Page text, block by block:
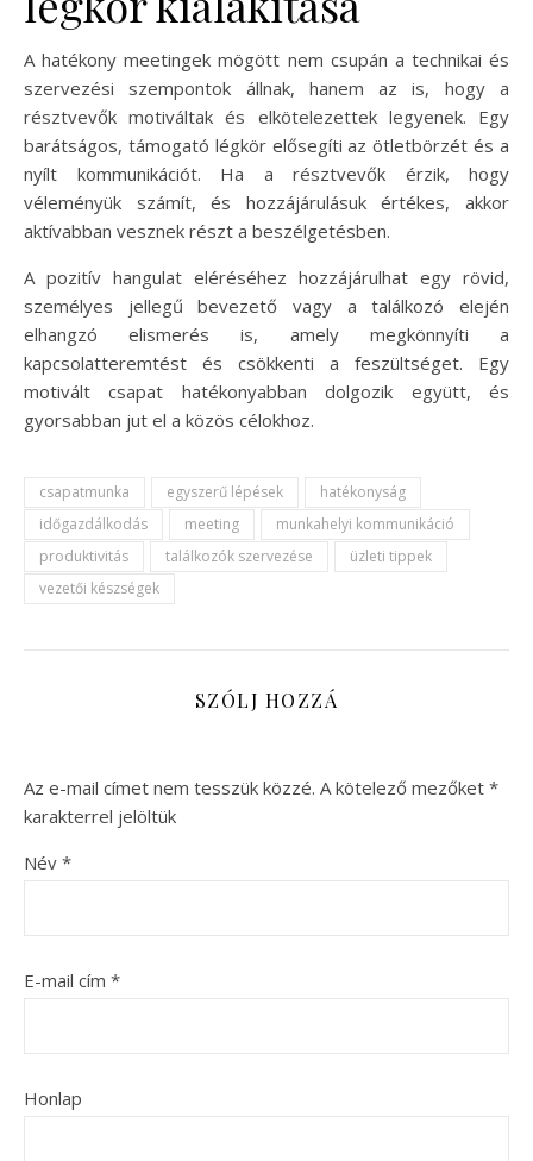
A hatékony meetingek mögött nem csupán a technikai és
szervezési szempontok állnak, hanem az is, hogy a
résztvevők motiváltak és elkötelezettek legyenek. Egy
barátságos, támogató légkör elősegíti az ötletbörzét és a
nyílt kommunikációt. Ha a résztvevők érzik, hogy
véleményük számít, és hozzájárulásuk értékes, akkor
aktívabban vesznek részt a beszélgetésben.
A pozitív hangulat eléréséhez hozzájárulhat egy rövid,
személyes jellegű bevezető vagy a találkozó elején
elhangzó elismerés is, amely megkönnyíti a
kapcsolatteremtést és csökkenti a feszültséget. Egy
motivált csapat hatékonyabban dolgozik együtt, és
gyorsabban jut el a közös célokhoz.
csapatmunka egyszerű lépések
hatékonyság
időgazdálkodás
meeting
munkahelyi kommunikáció
produktivitás
találkozók szervezése
üzleti tippek
vezetői készségek
SZÓLJ HOZZÁ
Az e-mail címet nem tesszük közzé. A kötelező mezőket *
karakterrel jelöltük
Név *
E-mail cím *
Honlap